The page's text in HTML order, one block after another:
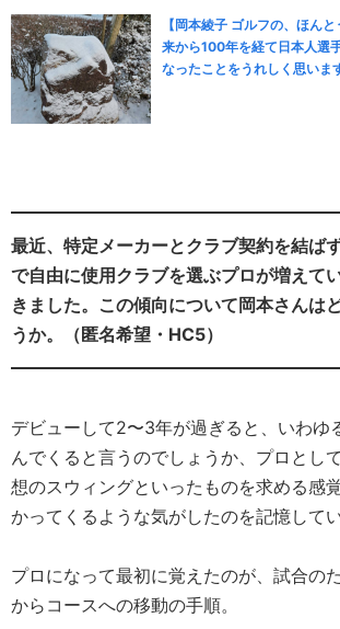
【岡本綾子 ゴルフの、ほん
来から100年を経て日本人選
なったことをうれしく思いま
最近、特定メーカーとクラブ契約を結ば
で自由に使用クラブを選ぶプロが増えて
きました。この傾向について岡本さんは
うか。（匿名希望・HC5）
デビューして2〜3年が過ぎると、いわゆ
んでくると言うのでしょうか、プロとし
想のスウィングといったものを求める感
かってくるような気がしたのを記憶してい
プロになって最初に覚えたのが、試合の
からコースへの移動の手順。